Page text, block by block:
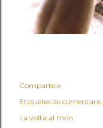
Comparteix
Etiquetes de comentaris:
La volta al mon